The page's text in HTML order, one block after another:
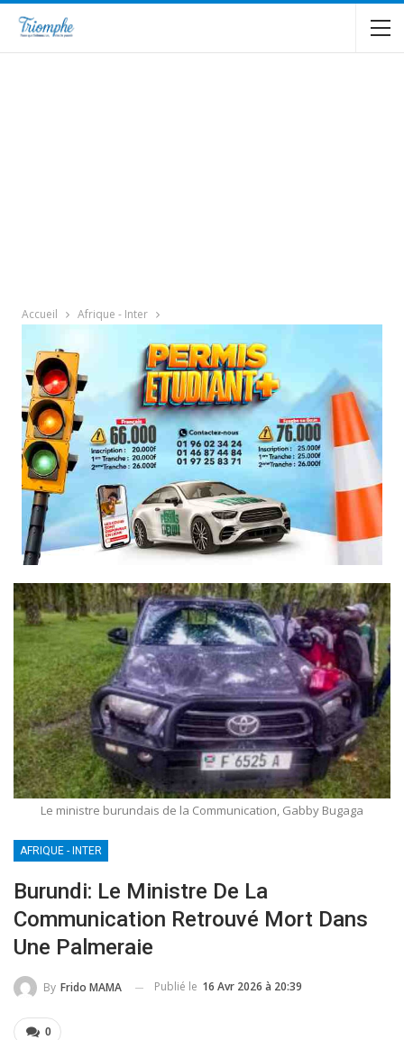
Accueil Afrique - Inter
Le ministre burundais de la Communication, Gabby Bugaga
AFRIQUE - INTER
Burundi: Le Ministre De La
Communication Retrouvé Mort Dans
Une Palmeraie
By Frido MAMA Publié le 16 Avr 2026 à 20:39
0